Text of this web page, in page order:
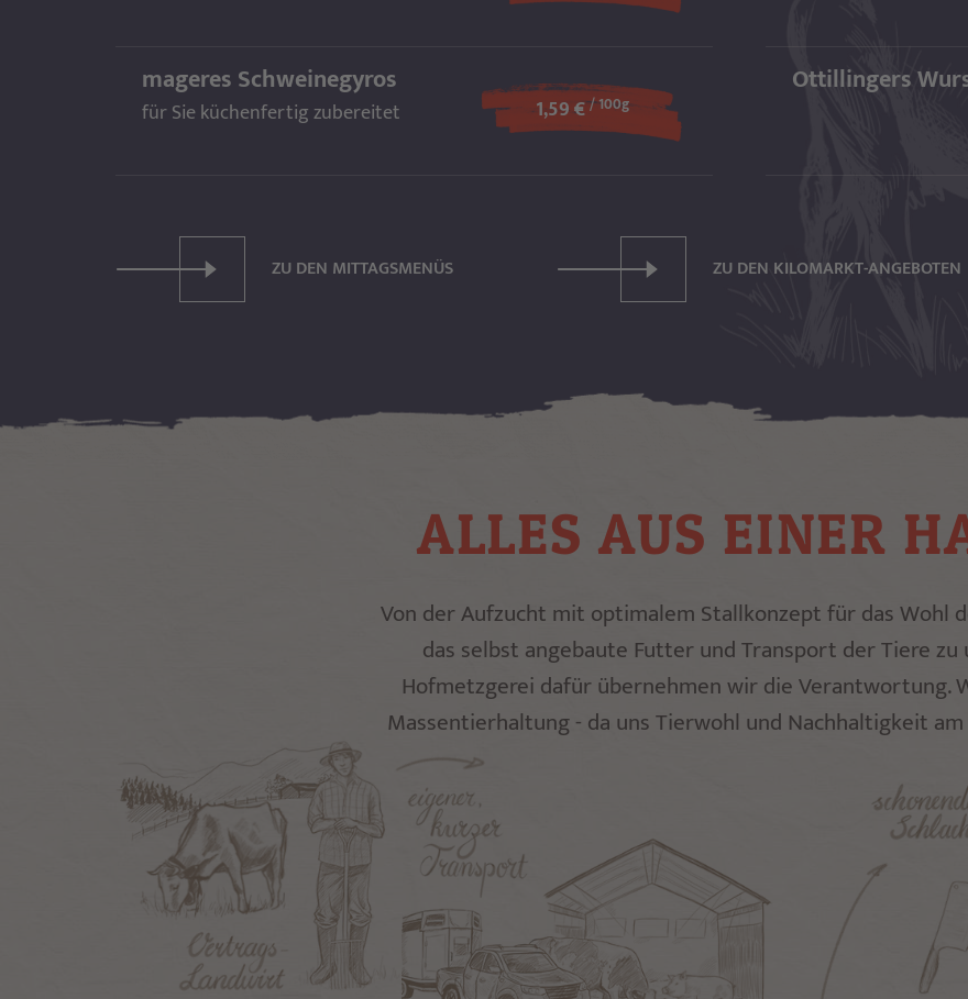
mageres Schweinegyros
für Sie küchenfertig zubereitet 1,59 €/ 100g
Ottillingers
ZU DEN MITTAGSMENÜS ZU DEN KILOMARKT-ANGEBOTEN
ALLES AUS EINER
Von der Aufzucht mit optimalem Stallkonzept für das Wohl
das selbst angebaute Futter und Transport der Tiere zu
Hofmetzgerei dafür übernehmen wir die Verantwortung.
Massentierhaltung - da uns Tierwohl und Nachhaltigkeit